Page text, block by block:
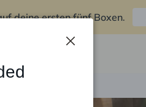
deine ersten fünf Boxen.